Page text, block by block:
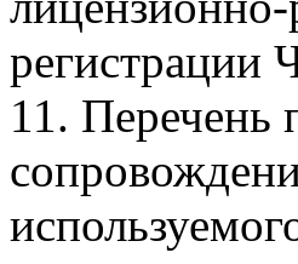
11. Перечень